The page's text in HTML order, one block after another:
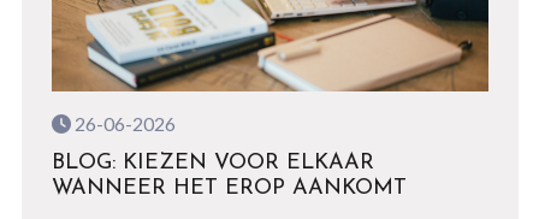
26-06-2026
BLOG: KIEZEN VOOR ELKAAR
WANNEER HET EROP AANKOMT